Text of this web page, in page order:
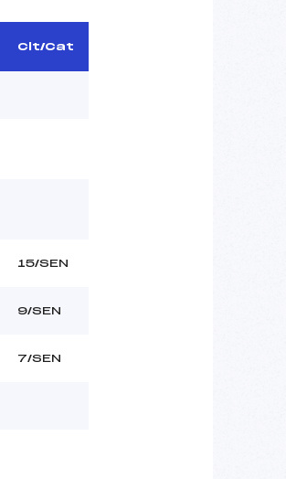
Clt/Cat
15/SEN
9/SEN
7/SEN